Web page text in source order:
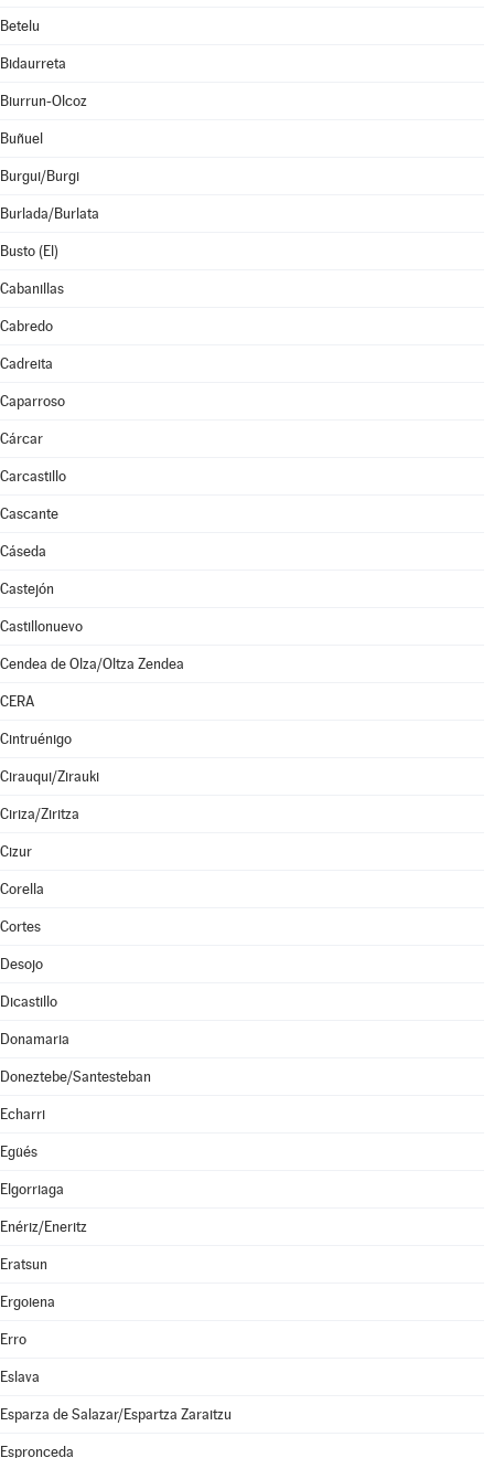
Betelu
Bidaurreta
Biurrun-Olcoz
Buñuel
Burgui/Burgi
Burlada/Burlata
Busto (El)
Cabanillas
Cabredo
Cadreita
Caparroso
Cárcar
Carcastillo
Cascante
Cáseda
Castejón
Castillonuevo
Cendea de Olza/Oltza Zendea
CERA
Cintruénigo
Cirauqui/Zirauki
Ciriza/Ziritza
Cizur
Corella
Cortes
Desojo
Dicastillo
Donamaria
Doneztebe/Santesteban
Echarri
Egüés
Elgorriaga
Enériz/Eneritz
Eratsun
Ergoiena
Erro
Eslava
Esparza de Salazar/Espartza Zaraitzu
Espronceda